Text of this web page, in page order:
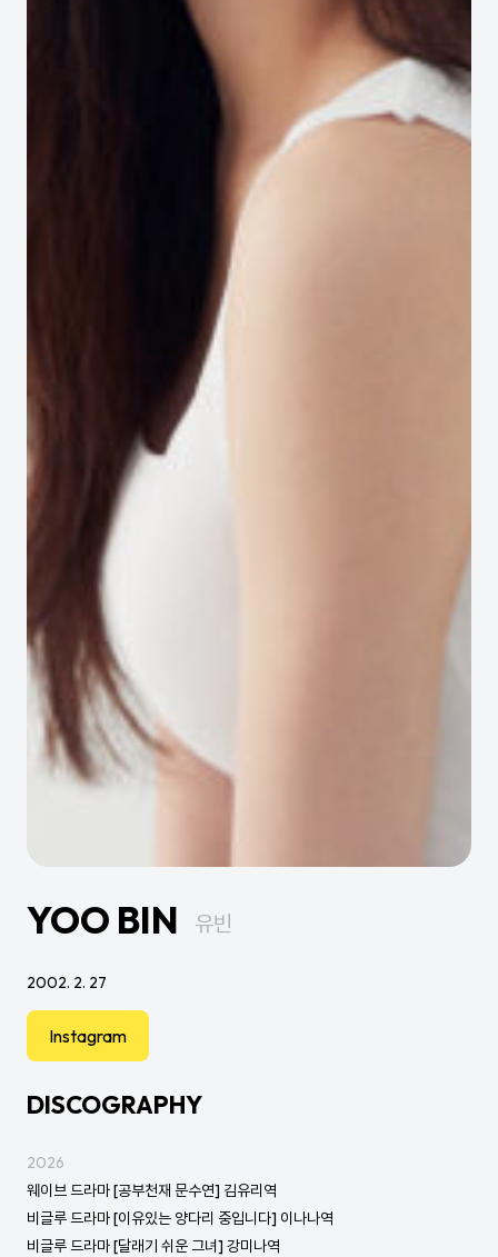
YOO BIN 유빈
2002. 2. 27
Instagram
DISCOGRAPHY
2026
웨이브 드라마 [공부천재 문수연] 김유리역
비글루 드라마 [이유있는 양다리 중입니다] 이나나역
비글루 드라마 [달래기 쉬운 그녀] 강미나역